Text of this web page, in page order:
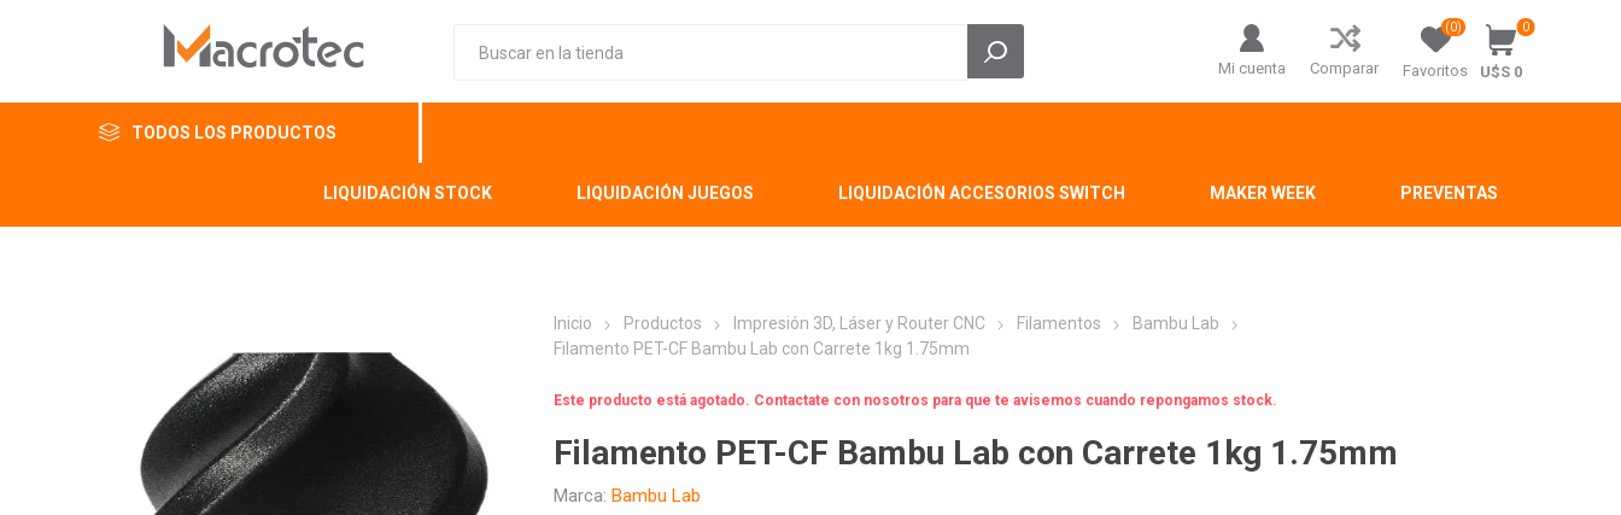
Mi cuenta Comparar Favoritos
(0) 0
U$S 0
TODOS LOS PRODUCTOS
LIQUIDACIÓN STOCK LIQUIDACIÓN JUEGOS LIQUIDACIÓN ACCESORIOS SWITCH MAKER WEEK PREVENTAS
Inicio Productos Impresión 3D, Láser y Router CNC Filamentos
Bambu Lab
Filamento PET-CF Bambu Lab con Carrete 1kg 1.75mm
Este producto está agotado. Contactate con nosotros para que te avisemos cuando repongamos stock.
Filamento PET-CF Bambu Lab con Carrete 1kg 1.75mm
Marca: Bambu Lab